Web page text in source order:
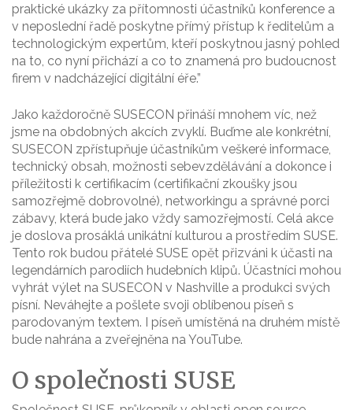
praktické ukázky za přítomnosti účastníků konference a
v neposlední řadě poskytne přímý přístup k ředitelům a
technologickým expertům, kteří poskytnou jasný pohled
na to, co nyní přichází a co to znamená pro budoucnost
firem v nadcházející digitální éře.”
Jako každoročně SUSECON přináší mnohem víc, než
jsme na obdobných akcích zvyklí. Buďme ale konkrétní,
SUSECON zpřístupňuje účastníkům veškeré informace,
technický obsah, možnosti sebevzdělávání a dokonce i
příležitosti k certifikacím (certifikační zkoušky jsou
samozřejmě dobrovolné), networkingu a správné porci
zábavy, která bude jako vždy samozřejmostí. Celá akce
je doslova prosáklá unikátní kulturou a prostředím SUSE.
Tento rok budou přátelé SUSE opět přizváni k účasti na
legendárních parodiích hudebních klipů. Účastníci mohou
vyhrát výlet na SUSECON v Nashville a produkci svých
písní. Neváhejte a pošlete svoji oblíbenou píseň s
parodovaným textem. I píseň umístěná na druhém místě
bude nahrána a zveřejněna na YouTube.
O společnosti SUSE